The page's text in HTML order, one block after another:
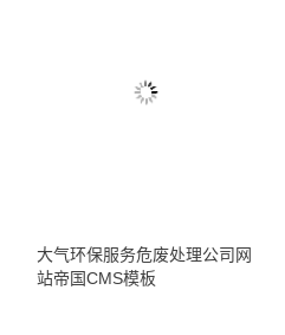
大气环保服务危废处理公司网
站帝国CMS模板